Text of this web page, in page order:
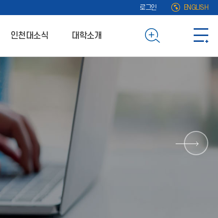
로그인 ENGLISH
인천대소식 대학소개